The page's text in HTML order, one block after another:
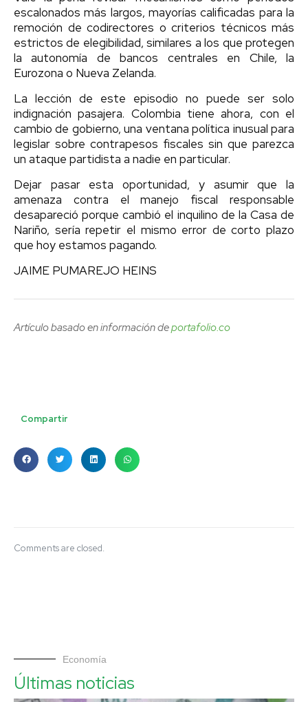
escalonados más largos, mayorías calificadas para la
remoción de codirectores o criterios técnicos más
estrictos de elegibilidad, similares a los que protegen
la autonomía de bancos centrales en Chile, la
Eurozona o Nueva Zelanda.
La lección de este episodio no puede ser solo
indignación pasajera. Colombia tiene ahora, con el
cambio de gobierno, una ventana política inusual para
legislar sobre contrapesos fiscales sin que parezca
un ataque partidista a nadie en particular.
Dejar pasar esta oportunidad, y asumir que la
amenaza contra el manejo fiscal responsable
desapareció porque cambió el inquilino de la Casa de
Nariño, sería repetir el mismo error de corto plazo
que hoy estamos pagando.
JAIME PUMAREJO HEINS
Artículo basado en información deportafolio.co
Compartir
Comments are closed.
Economía
Últimas noticias